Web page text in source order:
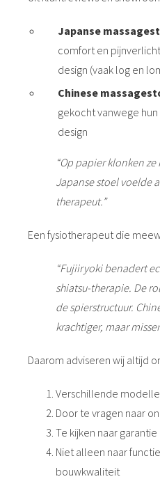
Japanse
comfort en
design (vaak log en
Chinese
gekocht vanwege
design
“Op papier klonken
Japanse stoel voelde
therapeut.”
Een fysiotherapeut die
“Fujiiryoki benadert
shiatsu-therapie. De
de spierstructuur.
krachtiger, maar
Daarom adviseren wij altijd
Verschillende
Door te vragen naar
Te kijken naar
Niet alleen naar
bouwkwaliteit